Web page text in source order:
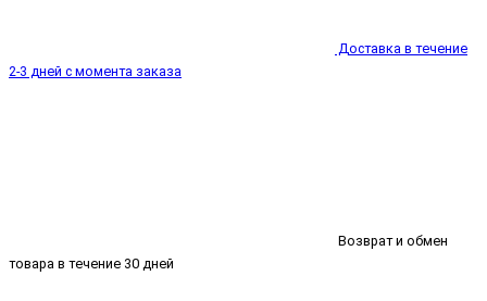
Доставка в течение
2-3 дней с момента заказа
Возврат и обмен
товара в течение 30 дней